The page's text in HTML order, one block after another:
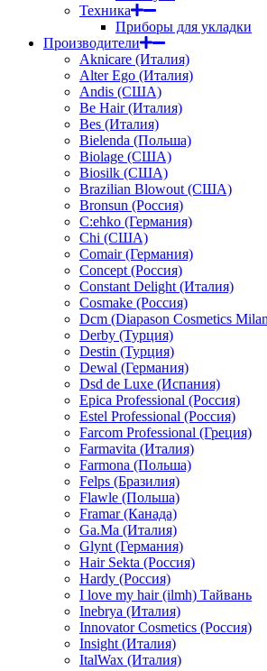
Техника
Приборы для укладки
Производители
Aknicare (Италия)
Alter Ego (Италия)
Andis (США)
Be Hair (Италия)
Bes (Италия)
Bielenda (Польша)
Biolage (США)
Biosilk (США)
Brazilian Blowout (США)
Bronsun (Россия)
C:ehko (Германия)
Chi (США)
Comair (Германия)
Concept (Россия)
Constant Delight (Италия)
Cosmake (Россия)
Dcm (Diapason Cosmetics
Derby (Турция)
Destin (Турция)
Dewal (Германия)
Dsd de Luxe (Испания)
Epica Professional (Россия)
Estel Professional (Россия)
Farcom Professional (Греция)
Farmavita (Италия)
Farmona (Польша)
Felps (Бразилия)
Flawle (Польша)
Framar (Канада)
Ga.Ma (Италия)
Glynt (Германия)
Hair Sekta (Россия)
Hardy (Россия)
I love my hair (ilmh) Тайвань
Inebrya (Италия)
Innovator Cosmetics (Россия)
Insight (Италия)
ItalWax (Италия)